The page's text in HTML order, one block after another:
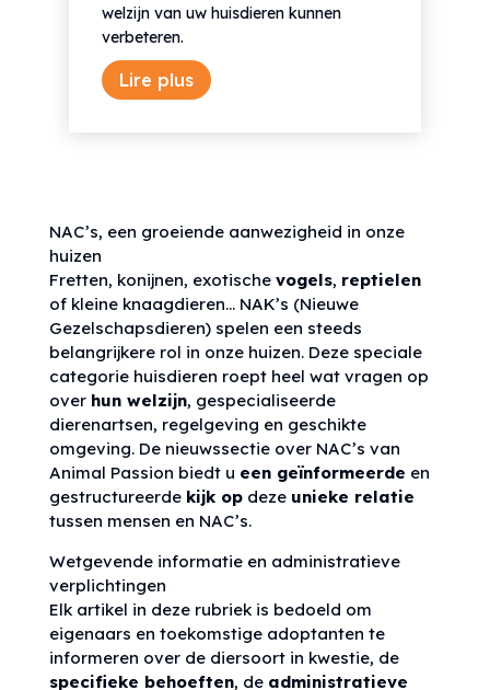
welzijn van uw huisdieren kunnen
verbeteren.
Lire plus
NAC’s, een groeiende aanwezigheid in onze
huizen
Fretten, konijnen, exotische vogels, reptielen
of kleine knaagdieren… NAK’s (Nieuwe
Gezelschapsdieren) spelen een steeds
belangrijkere rol in onze huizen. Deze speciale
categorie huisdieren roept heel wat vragen op
over hun welzijn, gespecialiseerde
dierenartsen, regelgeving en geschikte
omgeving. De nieuwssectie over NAC’s van
Animal Passion biedt u een geïnformeerde en
gestructureerde kijk opdeze unieke relatie
tussen mensen en NAC’s.
Wetgevende informatie en administratieve
verplichtingen
Elk artikel in deze rubriek is bedoeld om
eigenaars en toekomstige adoptanten te
informeren over de diersoort in kwestie, de
specifieke behoeften, de administratieve